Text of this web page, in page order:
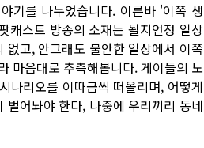
기를 나누었습니다. 이른바 '이쪽 생
캐스트 방송의 소재는 될지언정 일상
고, 안그래도 불안한 일상에서 이쪽
마음대로 추측해봅니다. 게이들의 노
나리오를 이따금씩 떠올리며, 어떻게
어놔야 한다, 나중에 우리끼리 동네